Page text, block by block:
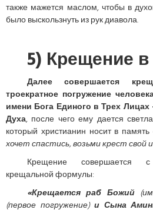
также мажется маслом, чтобы в
было выскользнуть из рук диавола.
5) Крещение
Далее совершается
троекратное погружение
имени Бога Единого в Трех
Духа, после чего ему дается
который христианин носит в
хочет спастись, возьми крест свой
Крещение совершается
крещальной формулы:
«Крещается раб Божий
(первое погружение)и Сына